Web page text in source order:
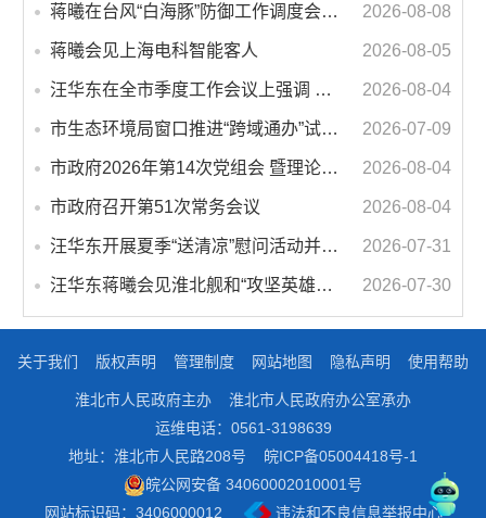
蒋曦在台风“白海豚”防御工作调度会上强调 牢固树立和践行正确政绩观 切实维护人民群众生命财产安全 2026-08-08
蒋曦会见上海电科智能客人 2026-08-05
汪华东在全市季度工作会议上强调 锚定打好“三仗”任务和年度预期目标不动摇 在全市上下掀起比学赶超争先进位的攻坚热潮 2026-08-04
市生态环境局窗口推进“跨域通办”试点 服务再升级 办事更便利 2026-07-09
市政府2026年第14次党组会 暨理论学习中心组学习会议召开 蒋曦主持会议并讲话 2026-08-04
市政府召开第51次常务会议 2026-08-04
汪华东开展夏季“送清凉”慰问活动并调研专门教育工作 落实落细防暑降温措施 用心用情关爱一线职工 2026-07-31
汪华东蒋曦会见淮北舰和“攻坚英雄连”官兵代表 2026-07-30
关于我们 版权声明 管理制度 网站地图 隐私声明 使用帮助
淮北市人民政府主办
淮北市人民政府办公室承办
运维电话：0561-3198639
地址：淮北市人民路208号
皖ICP备05004418号-1
皖公网安备 34060002010001号
网站标识码：3406000012
违法和不良信息举报中心